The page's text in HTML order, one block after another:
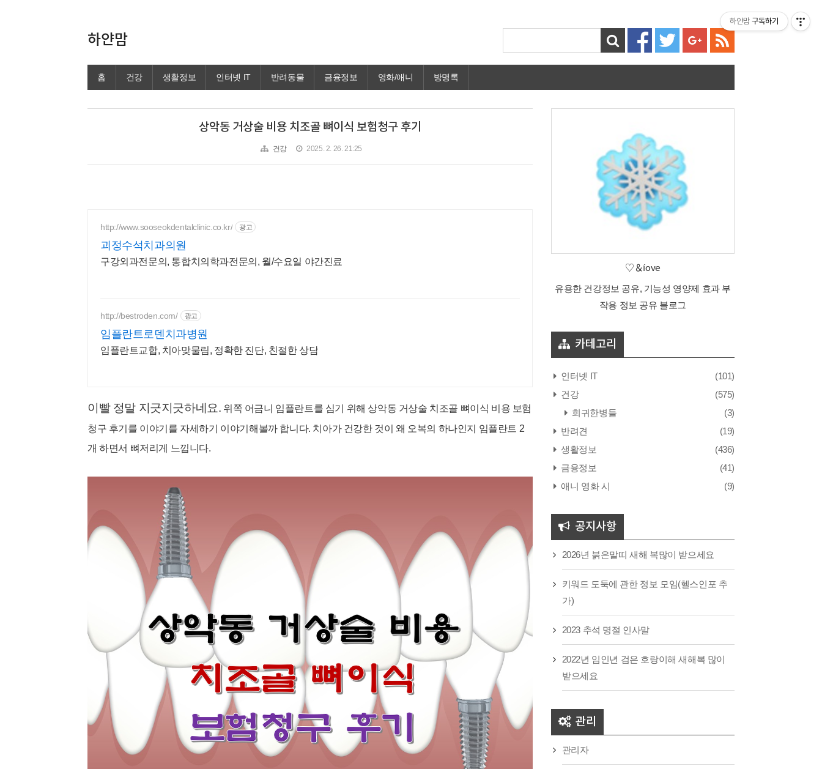
하얀맘
홈 건강 생활정보 인터넷 IT 반려동물 금융정보 영화/애니 방명록
상악동 거상술 비용 치조골 뼈이식 보험청구 후기
건강 2025. 2. 26. 21:25
http://www.sooseokdentalclinic.co.kr/ 광고
괴정수석치과의원
구강외과전문의, 통합치의학과전문의, 월/수요일 야간진료
http://bestroden.com/ 광고
임플란트로덴치과병원
임플란트교합, 치아맞물림, 정확한 진단, 친절한 상담
이빨 정말 지긋지긋하네요. 위 쪽 어금니 임플란트를 심기 위해 상악동 거상술 치조골 뼈이식 비용 보험
청구 후기를 이야기를 자세하기 이야기해볼까 합니다. 치아가 건강한 것이 왜 오복의 하나인지 임플란트 2
개 하면서 뼈저리게 느낍니다.
♡＆íove
유용한 건강정보 공유, 기능성 영양제 효과 부
작용 정보 공유 블로그
카테고리
인터넷 IT
(101)
건강
(575)
희귀한병들
(3)
반려견
(19)
생활정보
(436)
금융정보
(41)
애니 영화 시
(9)
공지사항
2026년 붉은말띠 새해 복많이 받으세요
키워드 도둑에 관한 정보 모임(헬스인포 추
가)
2023 추석 명절 인사말
2022년 임인년 검은 호랑이해 새해복 많이
받으세요
관리
관리자
하얀맘 구독하기